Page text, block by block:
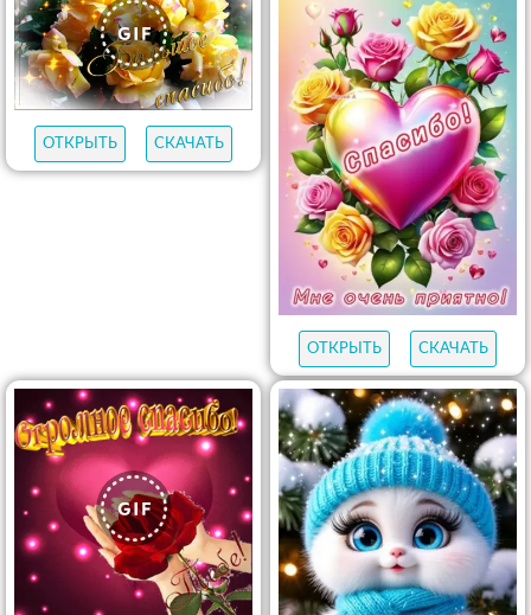
ОТКРЫТЬ СКАЧАТЬ
ОТКРЫТЬ СКАЧАТЬ